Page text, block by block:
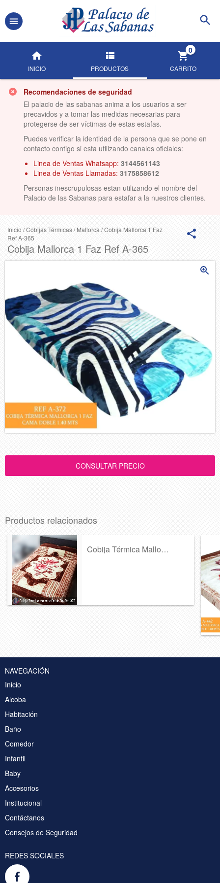
INICIO PRODUCTOS CARRITO
0
Recomendaciones de seguridad
El palacio de las sabanas anima a los usuarios a ser
precavidos y a tomar las medidas necesarias para
protegerse de ser víctimas de estas estafas.
Puedes verificar la identidad de la persona que se pone en
contacto contigo si esta utilizando canales oficiales:
Linea de Ventas Whatsapp: 3144561143
Linea de Ventas Llamadas: 3175858612
Personas inescrupulosas estan utilizando el nombre del
Palacio de las Sabanas para estafar a la nuestros clientes.
Inicio /Cobijas Térmicas/Mallorca /Cobija Mallorca 1 Faz
Ref A-365
Cobija Mallorca 1 Faz Ref A-365
Productos relacionados
Cobija Térmica Mallorca Doble Faz Ref 37...
NAVEGACIÓN
Inicio
Alcoba
Habitación
Baño
Comedor
Infantil
Baby
Accesorios
Institucional
Contáctanos
Consejos de Seguridad
REDES SOCIALES